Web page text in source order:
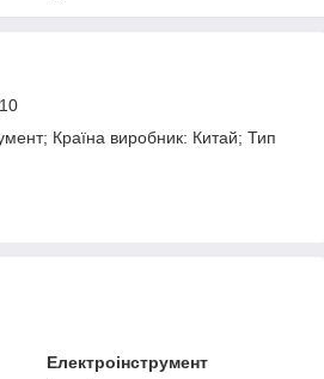
Країна виробник: Китай; Тип
Електроінструмент